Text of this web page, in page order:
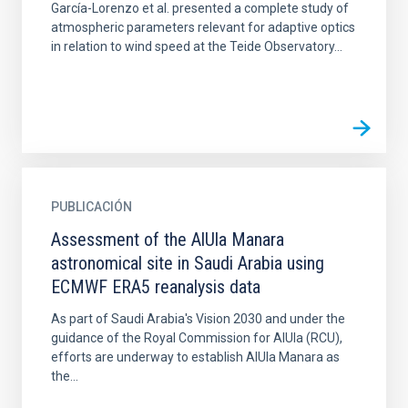
García-Lorenzo et al. presented a complete study of
atmospheric parameters relevant for adaptive optics
in relation to wind speed at the Teide Observatory...
PUBLICACIÓN
Assessment of the AlUla Manara
astronomical site in Saudi Arabia using
ECMWF ERA5 reanalysis data
As part of Saudi Arabia's Vision 2030 and under the
guidance of the Royal Commission for AlUla (RCU),
efforts are underway to establish AlUla Manara as
the...